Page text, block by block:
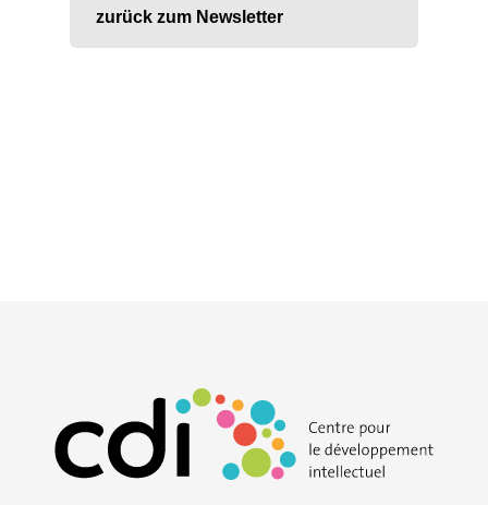
zurück zum Newsletter